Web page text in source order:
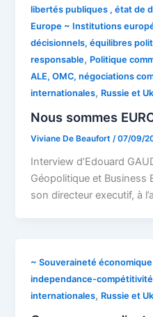
libertés publiques , état de
Europe ~ Institutions
décisionnels, équilibres
responsable, Politique
ALE, OMC, négociations
internationales, Russie et
Nous sommes
Viviane De Beaufort /07/09/
Interview d’Edouard
Géopolitique et Business
son directeur executif, à
~ Souveraineté
independance-compétitivité
internationales, Russie et